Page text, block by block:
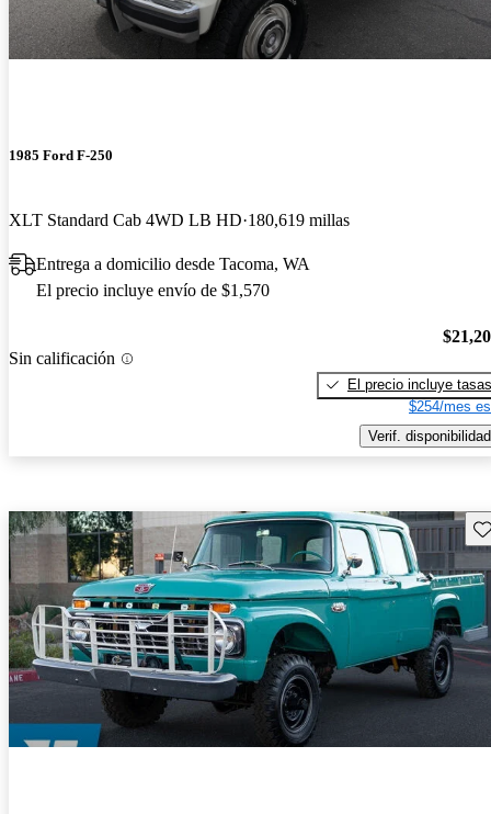
1985 Ford F-250
XLT Standard Cab 4WD LB HD 180,619 millas
Entrega a domicilio desde Tacoma, WA
El precio incluye envío de $1,570
Sin calificación
El precio incluye tasas
$254/mes
Verif. disponibilidad